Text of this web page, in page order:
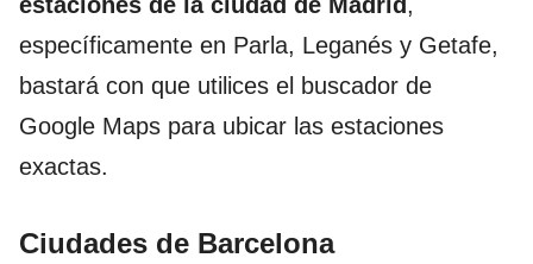
específicamente en Parla, Leganés y Getafe,
bastará con que utilices el buscador de
Google Maps para ubicar las estaciones
exactas.
Ciudades de Barcelona